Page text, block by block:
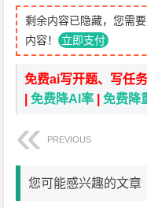
剩余内容已隐藏，您需
内容！ 立即支付
免费ai写开题、写任
|免费降AI率 |免费降
PREVIOUS
您可能感兴趣的文章